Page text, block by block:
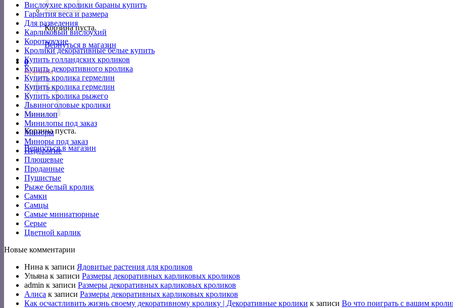
Корзина пуста.
Вернуться в магазин
0
Корзина
Корзина пуста.
Вернуться в магазин
Вислоухие кролики бараны купить
Гарантия веса и размера
Для разведения
Карликовый вислоухий
Короткоухие
Кролики декоративные белые купить
Купить голландских кроликов
Купить декоративного кролика
Купить кролика гермелин
Купить кролика гермелин
Купить кролика рыжего
Львиноголовые кролики
Минилоп
Минилопы под заказ
Миноры
Миноры под заказ
Недорогие
Плюшевые
Проданные
Пушистые
Рыже белый кролик
Самки
Самцы
Самые миниатюрные
Серые
Цветной карлик
Новые комментарии
Нина к записи Ядовитые растения для кроликов
Ульяна к записи Размеры декоративных карликовых кроликов
admin к записи Размеры декоративных карликовых кроликов
Алиса к записи Размеры декоративных карликовых кроликов
Как осчастливить жизнь своему декоративному кролику | Декоративные кролики к записи Во что поиграть с вашим